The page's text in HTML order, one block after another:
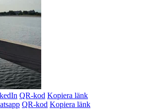
QR-kod Kopiera länk
QR-kod Kopiera länk